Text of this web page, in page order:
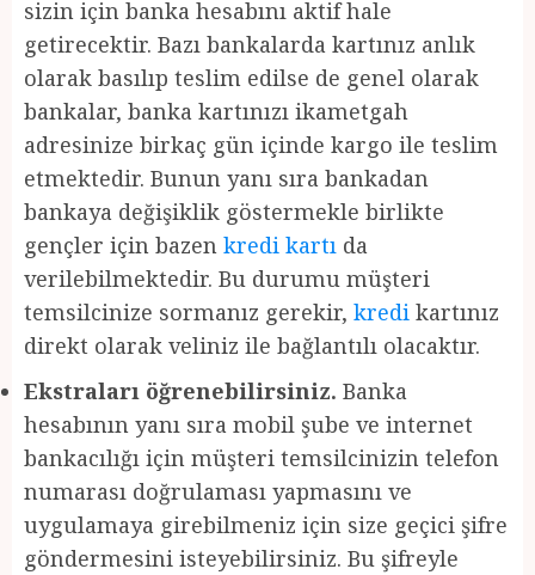
sizin için banka hesabını aktif hale
getirecektir. Bazı bankalarda kartınız anlık
olarak basılıp teslim edilse de genel olarak
bankalar, banka kartınızı ikametgah
adresinize birkaç gün içinde kargo ile teslim
etmektedir. Bunun yanı sıra bankadan
bankaya değişiklik göstermekle birlikte
gençler için bazen kredi kartı da
verilebilmektedir. Bu durumu müşteri
temsilcinize sormanız gerekir, kredi kartınız
direkt olarak veliniz ile bağlantılı olacaktır.
Ekstraları öğrenebilirsiniz. Banka
hesabının yanı sıra mobil şube ve internet
bankacılığı için müşteri temsilcinizin telefon
numarası doğrulaması yapmasını ve
uygulamaya girebilmeniz için size geçici şifre
göndermesini isteyebilirsiniz. Bu şifreyle